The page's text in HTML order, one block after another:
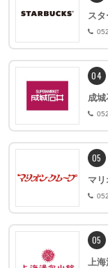
ス
04
成
05
マ
05
上海